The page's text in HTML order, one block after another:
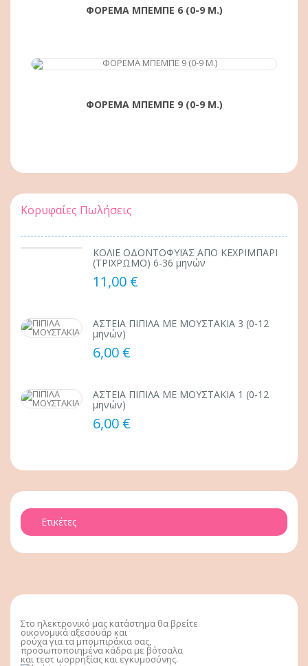
ΦΟΡΕΜΑ ΜΠΕΜΠΕ 6 (0-9 Μ.)
ΑΓΟΡΆ
ΦΟΡΕΜΑ ΜΠΕΜΠΕ 9 (0-9 Μ.)
Κορυφαίες Πωλήσεις
ΚΟΛΙΕ ΟΔΟΝΤΟΦΥΪΑΣ ΑΠΟ ΚΕΧΡΙΜΠΑΡΙ
(ΤΡΙΧΡΩΜΟ) 6-36 μηνών
11,00 €
ΑΣΤΕΙΑ ΠΙΠΙΛΑ ΜΕ ΜΟΥΣΤΑΚΙΑ 3 (0-12
μηνών)
6,00 €
ΑΣΤΕΙΑ ΠΙΠΙΛΑ ΜΕ ΜΟΥΣΤΑΚΙΑ 1 (0-12
μηνών)
6,00 €
Ετικέτες
Στο ηλεκτρονικό μας κατάστημα θα βρείτε
οικονομικά αξεσουάρ και
ρούχα για τα μπομπιράκια σας,
προσωποποιημένα κάδρα με βότσαλα
και τεστ ωορρηξίας και εγκυμοσύνης.